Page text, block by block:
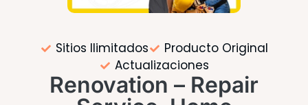
Sitios Ilimitados
Producto Original
Actualizaciones
Renovation – Repair